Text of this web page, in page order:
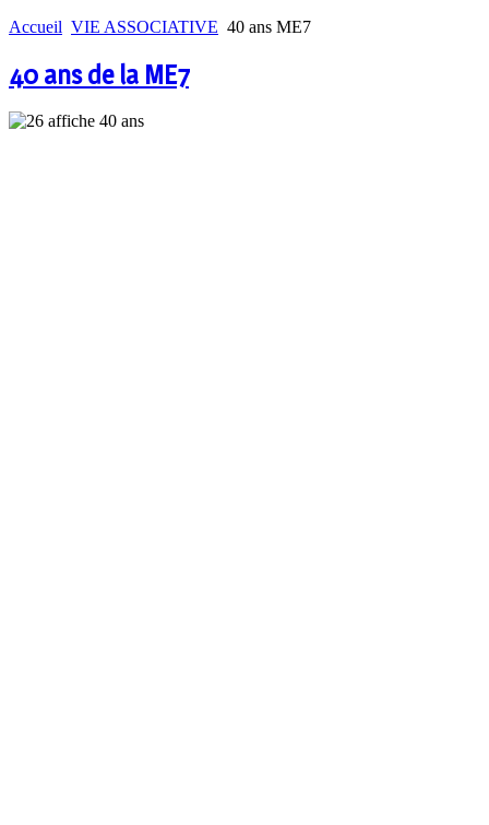
Accueil VIE ASSOCIATIVE 40 ans ME7
40 ans de la ME7